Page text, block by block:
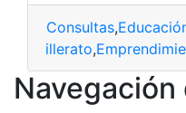
Consultas,
bachillerato,